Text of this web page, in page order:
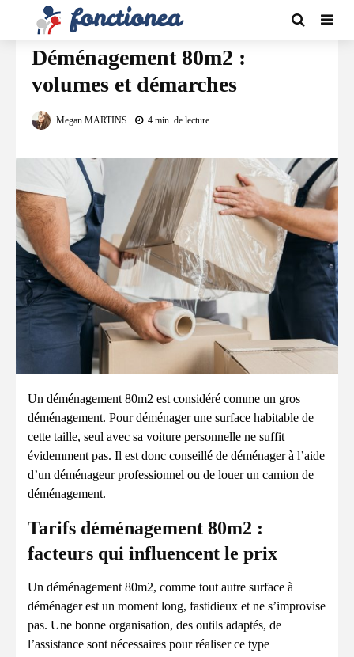
DÉMÉNAGEMENT
Déménagement 80m2 :
volumes et démarches
Megan MARTINS 4 min. de lecture
Un déménagement 80m2 est considéré comme un gros
déménagement. Pour déménager une surface habitable de
cette taille, seul avec sa voiture personnelle ne suffit
évidemment pas. Il est donc conseillé de déménager à l’aide
d’un déménageur professionnel ou de louer un camion de
déménagement.
Tarifs déménagement 80m2 :
facteurs qui influencent le prix
Un déménagement 80m2, comme tout autre surface à
déménager est un moment long, fastidieux et ne s’improvise
pas. Une bonne organisation, des outils adaptés, de
l’assistance sont nécessaires pour réaliser ce type